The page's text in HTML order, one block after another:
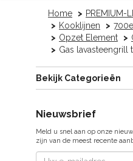
Home PREMIUM-
Kooklijnen
Opzet Element
Gas lavasteengrill
Bekijk Categorieën
Nieuwsbrief
Meld u snel aan op onze
zijn van de meest recente